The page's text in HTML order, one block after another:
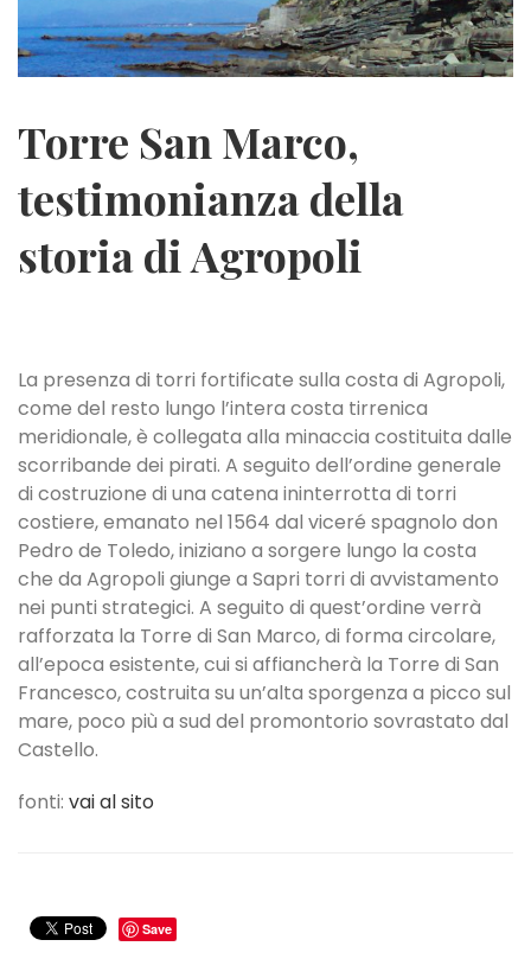
Torre San Marco,
testimonianza della
storia di Agropoli
La presenza di torri fortificate sulla costa di Agropoli,
come del resto lungo l’intera costa tirrenica
meridionale, è collegata alla minaccia costituita dalle
scorribande dei pirati. A seguito dell’ordine generale
di costruzione di una catena ininterrotta di torri
costiere, emanato nel 1564 dal viceré spagnolo don
Pedro de Toledo, iniziano a sorgere lungo la costa
che da Agropoli giunge a Sapri torri di avvistamento
nei punti strategici. A seguito di quest’ordine verrà
rafforzata la Torre di San Marco, di forma circolare,
all’epoca esistente, cui si affiancherà la Torre di San
Francesco, costruita su un’alta sporgenza a picco sul
mare, poco più a sud del promontorio sovrastato dal
Castello.
fonti: vai al sito
Save